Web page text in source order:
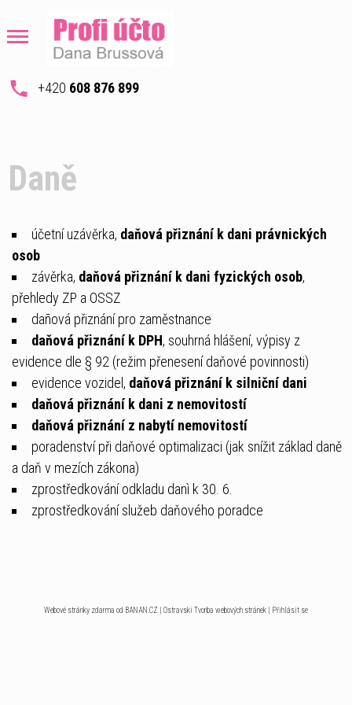
+420 608 876 899
Daně
účetní uzávěrka, daňová přiznání k dani právnických
osob
závěrka, daňová přiznání k dani fyzických osob,
přehledy ZP a OSSZ
dañová přiznání pro zaměstnance
daňová přiznání k DPH, souhrná hlášení, výpisy z
evidence dle § 92 (režim přenesení daňové povinnosti)
evidence vozidel, daňová přiznání k silniční dani
daňová přiznání k dani z nemovitostí
daňová přiznáníz nabytí nemovitostí
poradenství při daňové optimalizaci (jak snížit základ daně
a daň v mezích zákona)
zprostředkování odkladu danì k 30. 6.
zprostředkování služeb daňového poradce
Webové stránky zdarma od BANAN.CZ Ostravski Tvorba webových stránek Přihlásit se